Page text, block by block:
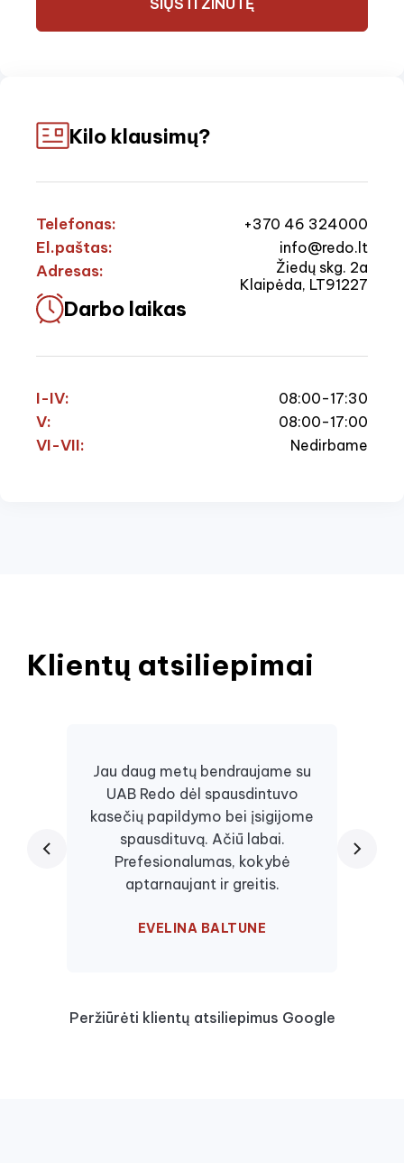
SIŲSTI ŽINUTĘ
Kilo klausimų?
Telefonas: +370 46 324000
El.paštas: info@redo.lt
Adresas:
Žiedų skg. 2a
Klaipėda, LT91227
Darbo laikas
I-IV: 08:00-17:30
V: 08:00-17:00
VI-VII: Nedirbame
Klientų atsiliepimai
Jau daug metų bendraujame su
UAB Redo dėl spausdintuvo
kasečių papildymo bei įsigijome
spausdituvą. Ačiū labai.
Prefesionalumas, kokybė
aptarnaujant ir greitis.
EVELINA BALTUNE
Peržiūrėti klientų atsiliepimus Google